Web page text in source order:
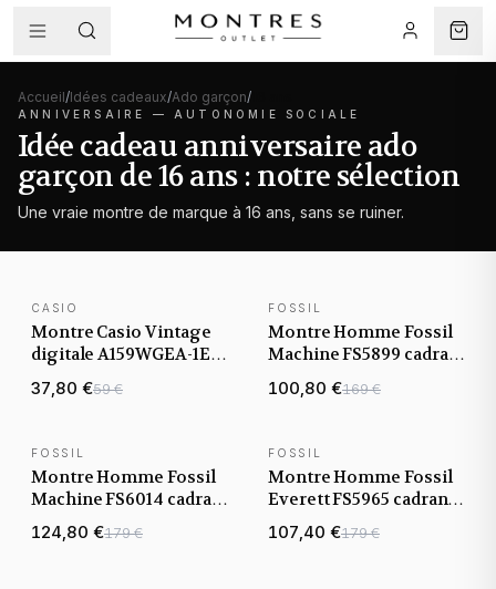
Accueil/Idées cadeaux/Ado garçon/
ANNIVERSAIRE — AUTONOMIE SOCIALE
Idée cadeau anniversaire ado
garçon de 16 ans : notre sélection
Une vraie montre de marque à 16 ans, sans se ruiner.
Bestseller
CASIO
Montre Casio Vintage
digitale A159WGEA-1EF
en métal doré or jaune
cadran noir
37,80 €59 €
NOUVEAUTÉ
FOSSIL
Montre Homme Fossil
Machine FS5899 cadran
vert bracelet acier
100,80 €169 €
NOUVEAUTÉ
FOSSIL
Montre Homme Fossil
Machine FS6014 cadran
bordeaux bracelet
maille milanaise
124,80 €179 €
NOUVEAUTÉ
FOSSIL
Montre Homme Fossil
Everett FS5965 cadran
doré bracelet acier
107,40 €179 €